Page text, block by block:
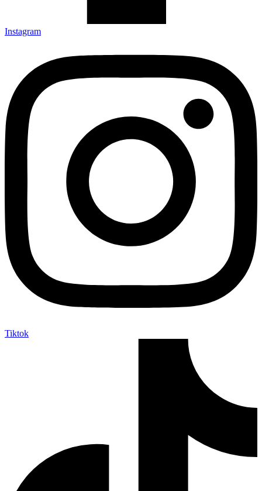
Instagram
Tiktok